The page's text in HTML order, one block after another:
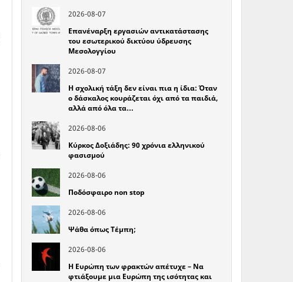
2026-08-07
Επανέναρξη εργασιών αντικατάστασης
του εσωτερικού δικτύου ύδρευσης
Μεσολογγίου
2026-08-07
Η σχολική τάξη δεν είναι πια η ίδια: Όταν
ο δάσκαλος κουράζεται όχι από τα παιδιά,
αλλά από όλα τα…
2026-08-06
Κύρκος Δοξιάδης: 90 χρόνια ελληνικού
φασισμού
2026-08-06
Ποδόσφαιρο non stop
2026-08-06
Ψάθα όπως Τέμπη;
2026-08-06
Η Ευρώπη των φρακτών απέτυχε – Να
φτιάξουμε μια Ευρώπη της ισότητας και